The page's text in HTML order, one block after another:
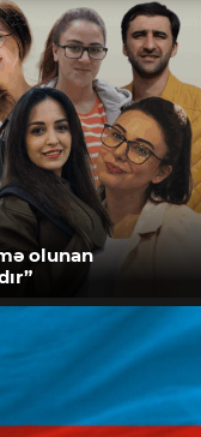
olunan